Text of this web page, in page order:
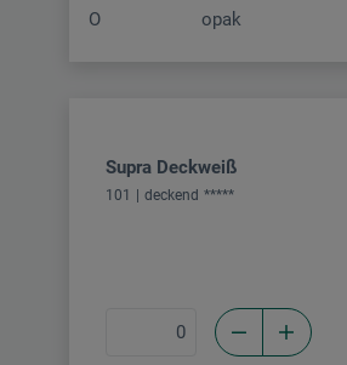
O
opak
Supra Deckweiß
101 deckend *****